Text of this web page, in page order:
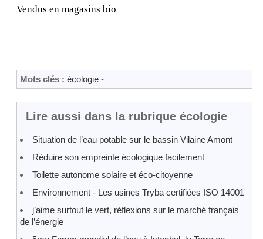
Vendus en magasins bio
Mots clés : écologie -
Lire aussi dans la rubrique écologie
Situation de l’eau potable sur le bassin Vilaine Amont
Réduire son empreinte écologique facilement
Toilette autonome solaire et éco-citoyenne
Environnement - Les usines Tryba certifiées ISO 14001
j’aime surtout le vert, réflexions sur le marché français
de l’énergie